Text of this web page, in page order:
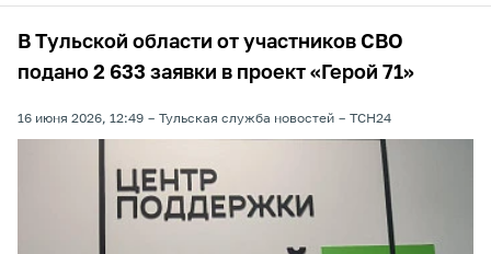
В Тульской области от участников СВО
подано 2 633 заявки в проект «Герой 71»
16 июня 2026, 12:49 Тульская служба новостей ТСН24